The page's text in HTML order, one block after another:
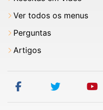
Ver todos os menus
Perguntas
Artigos
facebooktwitter